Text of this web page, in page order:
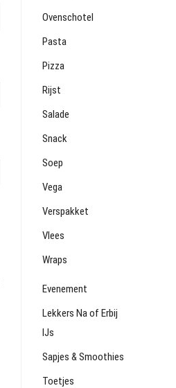
Ovenschotel
Pasta
Pizza
Rijst
Salade
Snack
Soep
Vega
Verspakket
Vlees
Wraps
Evenement
Lekkers Na of Erbij
IJs
Sapjes & Smoothies
Toetjes